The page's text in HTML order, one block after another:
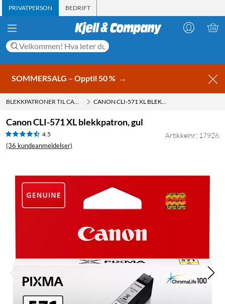
PRIVATPERSON BEDRIFT
SOMMERSALG – Opptil 50 % →
BLEKKPATRONER TIL CANON CANON CLI-571 XL BLEKKPATRON, GUL
Canon CLI-571 XL blekkpatron, gul
4.5
(36 kundeanmeldelser)
Artikkelnr: 17926